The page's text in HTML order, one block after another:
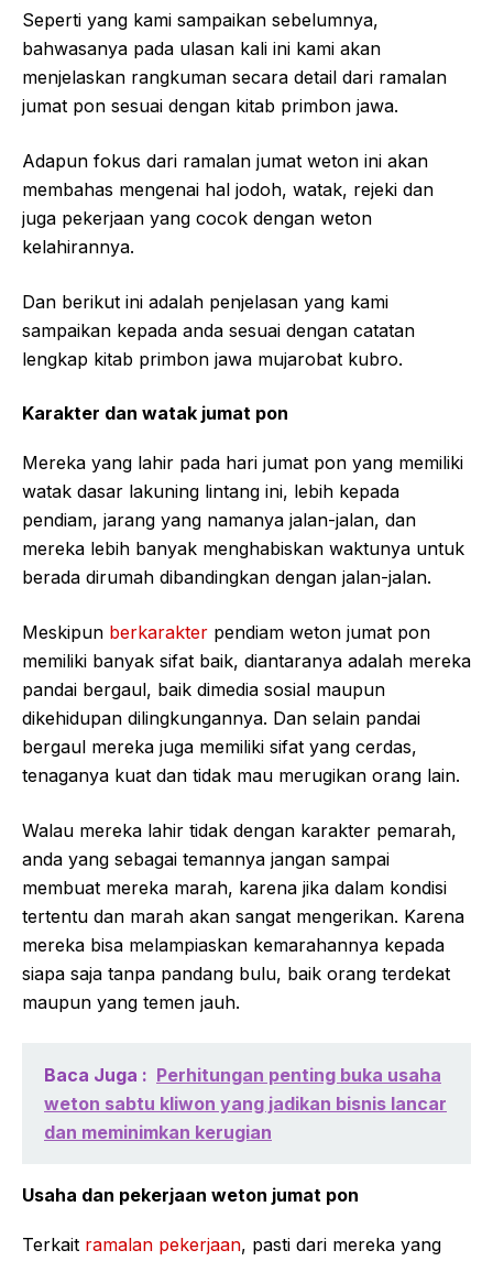
Seperti yang kami sampaikan sebelumnya,
bahwasanya pada ulasan kali ini kami akan
menjelaskan rangkuman secara detail dari ramalan
jumat pon sesuai dengan kitab primbon jawa.
Adapun fokus dari ramalan jumat weton ini akan
membahas mengenai hal jodoh, watak, rejeki dan
juga pekerjaan yang cocok dengan weton
kelahirannya.
Dan berikut ini adalah penjelasan yang kami
sampaikan kepada anda sesuai dengan catatan
lengkap kitab primbon jawa mujarobat kubro.
Karakter dan watak jumat pon
Mereka yang lahir pada hari jumat pon yang memiliki
watak dasar lakuning lintang ini, lebih kepada
pendiam, jarang yang namanya jalan-jalan, dan
mereka lebih banyak menghabiskan waktunya untuk
berada dirumah dibandingkan dengan jalan-jalan.
Meskipun berkarakter pendiam weton jumat pon
memiliki banyak sifat baik, diantaranya adalah mereka
pandai bergaul, baik dimedia sosial maupun
dikehidupan dilingkungannya. Dan selain pandai
bergaul mereka juga memiliki sifat yang cerdas,
tenaganya kuat dan tidak mau merugikan orang lain.
Walau mereka lahir tidak dengan karakter pemarah,
anda yang sebagai temannya jangan sampai
membuat mereka marah, karena jika dalam kondisi
tertentu dan marah akan sangat mengerikan. Karena
mereka bisa melampiaskan kemarahannya kepada
siapa saja tanpa pandang bulu, baik orang terdekat
maupun yang temen jauh.
Baca Juga : Perhitungan penting buka usaha
weton sabtu kliwon yang jadikan bisnis lancar
dan meminimkan kerugian
Usaha dan pekerjaan weton jumat pon
Terkait ramalan pekerjaan, pasti dari mereka yang